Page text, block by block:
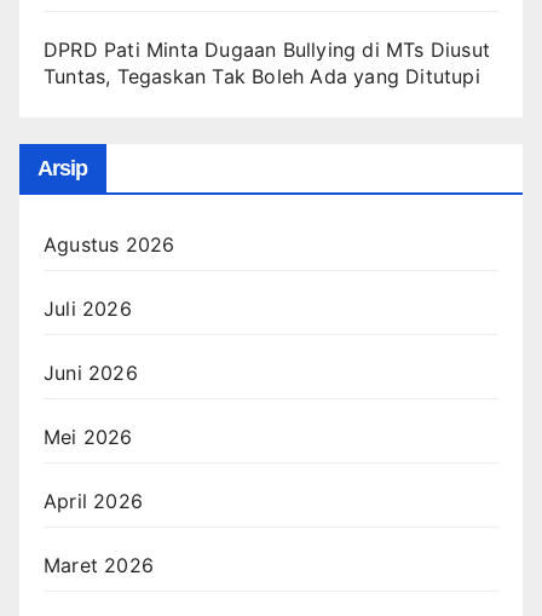
DPRD Pati Minta Dugaan Bullying di MTs Diusut
Tuntas, Tegaskan Tak Boleh Ada yang Ditutupi
Arsip
Agustus 2026
Juli 2026
Juni 2026
Mei 2026
April 2026
Maret 2026